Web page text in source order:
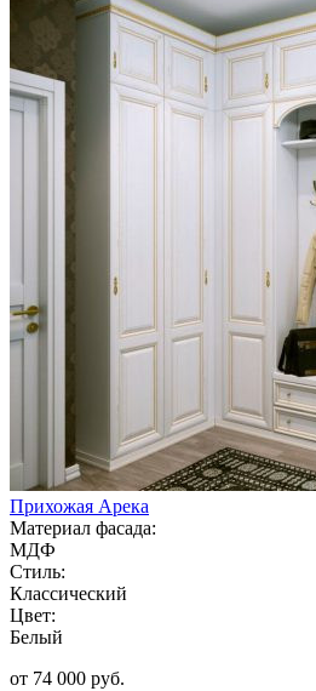
Прихожая Арека
Материал фасада:
МДФ
Стиль:
Классический
Цвет:
Белый
от 74 000 руб.